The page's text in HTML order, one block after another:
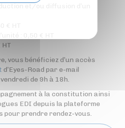
et/ou diffusion d’un
€ HT
: 0,50 € HT
vous bénéficiez d’un accès
d’Eyes-Road par e-mail
de 9h à 18h.
à la constitution ainsi
EDI depuis la plateforme
pour prendre rendez-vous.